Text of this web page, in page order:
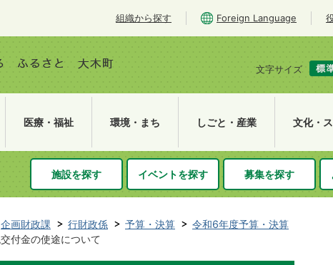
組織から探す Foreign Language
文字サイズ
医療・福祉 環境・まち しごと・産業 文化・
施設を探す イベントを探す 募集を探す
企画財政課 行財政係 予算・決算
令和6年度予算・決算
付金の使途について